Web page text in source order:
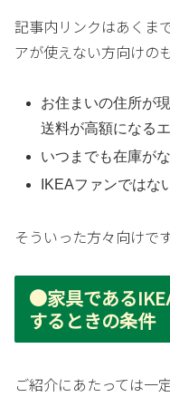
記事内リンクはあくま
アが使えない方向けの
お住まいの住所が
送料が高額になる
いつまでも在庫が
IKEAファンではな
そういった方々向けです
●家具である
するときの条件
ご紹介にあたっては一